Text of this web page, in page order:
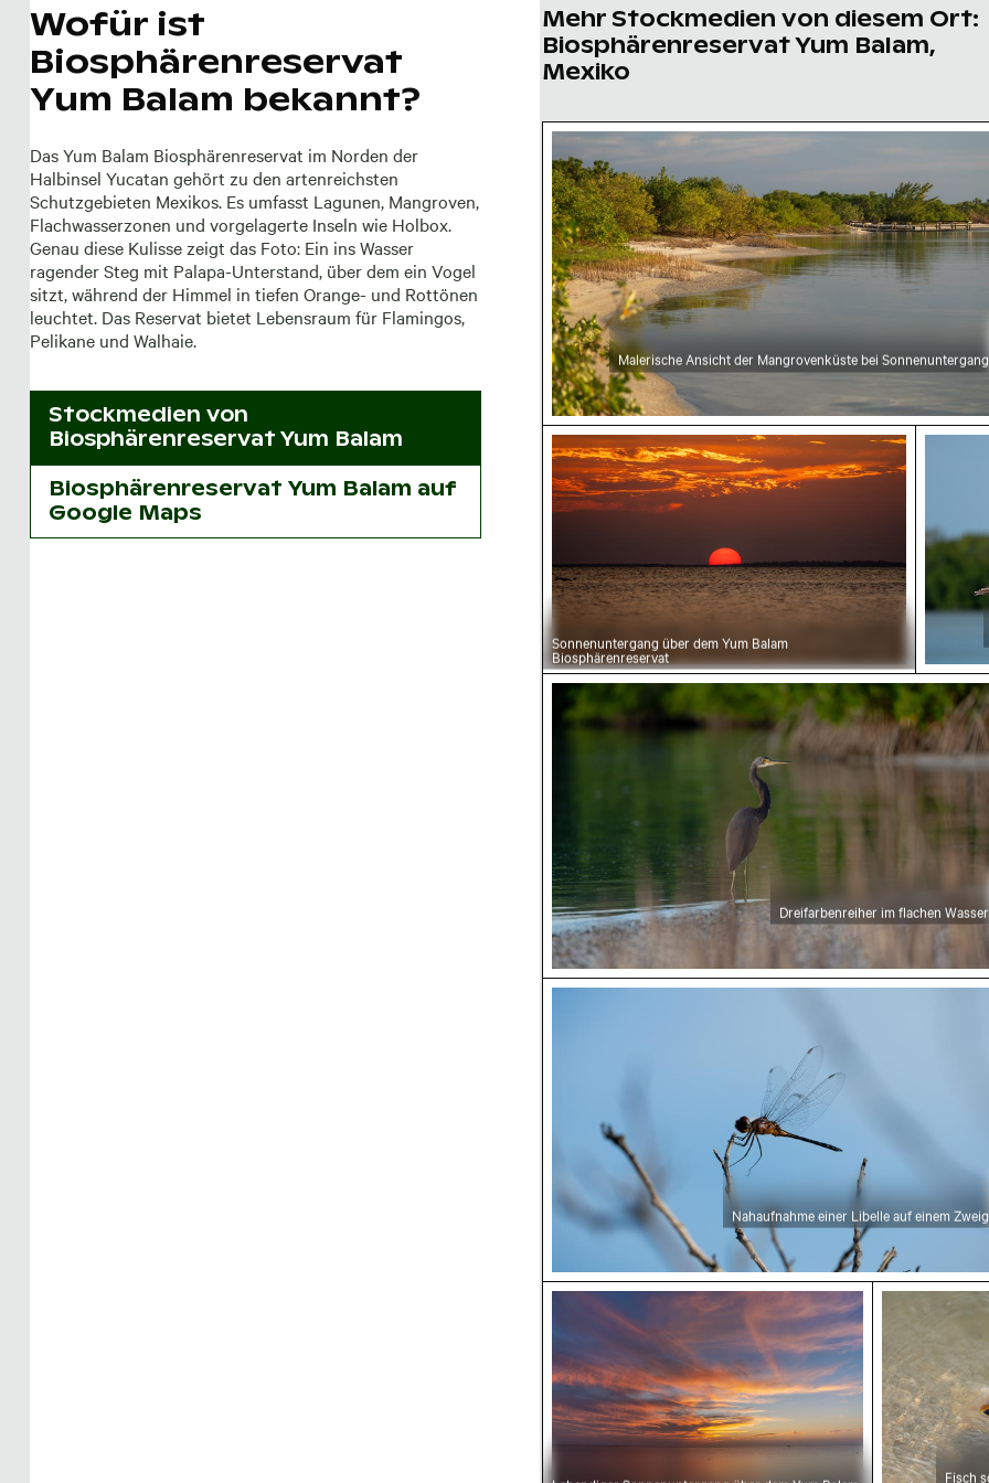
Wofür ist
Biosphärenreservat
Yum Balam bekannt?
Das Yum Balam Biosphärenreservat im Norden der
Halbinsel Yucatan gehört zu den artenreichsten
Schutzgebieten Mexikos. Es umfasst Lagunen, Mangroven,
Flachwasserzonen und vorgelagerte Inseln wie Holbox.
Genau diese Kulisse zeigt das Foto: Ein ins Wasser
ragender Steg mit Palapa-Unterstand, über dem ein Vogel
sitzt, während der Himmel in tiefen Orange- und Rottönen
leuchtet. Das Reservat bietet Lebensraum für Flamingos,
Pelikane und Walhaie.
Stockmedien von
Biosphärenreservat Yum Balam
Biosphärenreservat Yum Balam auf
Google Maps
Mehr Stockmedien von diesem Ort:
Biosphärenreservat Yum Balam,
Mexiko
Malerische Ansicht der Mangrovenküste bei
Malerische Ansicht der Mangrovenküste bei Sonnenuntergang
Sonnenuntergang über dem Yum Balam
Sonnenuntergang über dem Yum Balam
Biosphärenreservat
Dreifarbenreiher im flachen Wasser
Dreifarbenreiher im flachen Wasser
Nahaufnahme einer Libelle auf einem Zweig
Nahaufnahme einer Libelle auf einem Zweig
Lebendiger Sonnenuntergang über dem Yum
Fisch
Fisch